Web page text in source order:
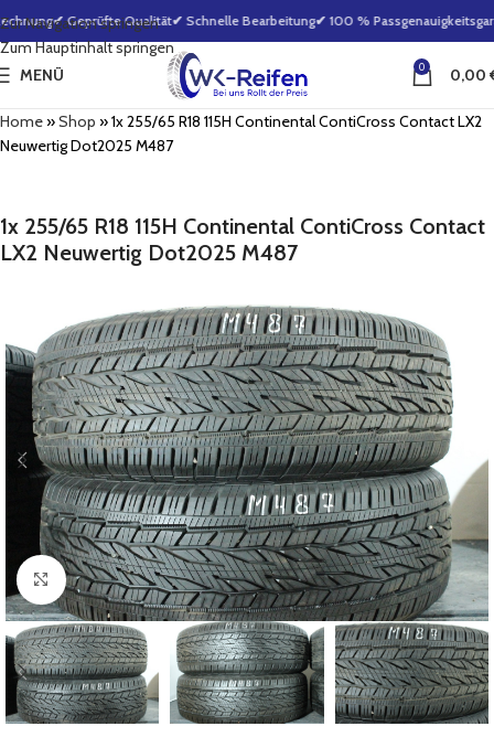
Zur Navigation springen
Zum Hauptinhalt springen
✔ Geprüfte Qualität✔ Schnelle Bearbeitung✔ 100 %
MENÜ 0 0,00
Home»Shop »1x 255/65 R18 115H Continental ContiCross Contact LX2
Neuwertig Dot2025 M487
1x 255/65 R18 115H Continental ContiCross Contact
LX2 Neuwertig Dot2025 M487
Zum Vergrößern klicken